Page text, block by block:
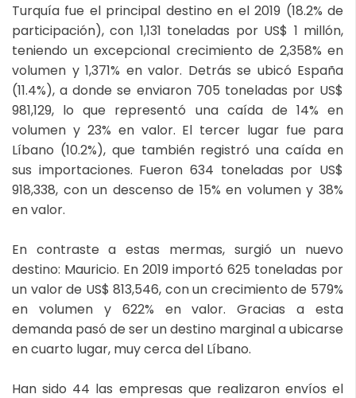
Turquía fue el principal destino en el 2019 (18.2% de
participación), con 1,131 toneladas por US$ 1 millón,
teniendo un excepcional crecimiento de 2,358% en
volumen y 1,371% en valor. Detrás se ubicó España
(11.4%), a donde se enviaron 705 toneladas por US$
981,129, lo que representó una caída de 14% en
volumen y 23% en valor. El tercer lugar fue para
Líbano (10.2%), que también registró una caída en
sus importaciones. Fueron 634 toneladas por US$
918,338, con un descenso de 15% en volumen y 38%
en valor.
En contraste a estas mermas, surgió un nuevo
destino: Mauricio. En 2019 importó 625 toneladas por
un valor de US$ 813,546, con un crecimiento de 579%
en volumen y 622% en valor. Gracias a esta
demanda pasó de ser un destino marginal a ubicarse
en cuarto lugar, muy cerca del Líbano.
Han sido 44 las empresas que realizaron envíos el